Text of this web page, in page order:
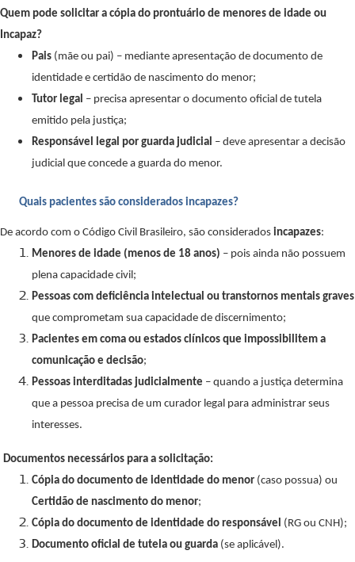
Quem pode solicitar a cópia do prontuário de menores de idade ou
Incapaz?
Pais (mãe ou pai) – mediante apresentação de documento de
identidade e certidão de nascimento do menor;
Tutor legal – precisa apresentar o documento oficial de tutela
emitido pela justiça;
Responsável legal por guarda judicial – deve apresentar a decisão
judicial que concede a guarda do menor.
Quais pacientes são considerados incapazes?
De acordo com o Código Civil Brasileiro, são considerados incapazes:
Menores de idade (menos de 18 anos) – pois ainda não possuem
plena capacidade civil;
Pessoas com deficiência intelectual ou transtornos mentais graves
que comprometam sua capacidade de discernimento;
Pacientes em coma ou estados clínicos que impossibilitem a
comunicação e decisão;
Pessoas interditadas judicialmente – quando a justiça determina
que a pessoa precisa de um curador legal para administrar seus
interesses.
Documentos necessários para a solicitação:
Cópia do documento de identidade do menor (caso possua) ou
Certidão de nascimento do menor;
Cópia do documento de identidade do responsável (RG ou CNH);
Documento oficial de tutela ou guarda (se aplicável).